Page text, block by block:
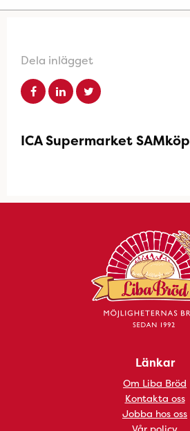
Dela inlägget
ICA Supermarket SAMköp
Länkar
Om Liba Bröd
Kontakta oss
Jobba hos oss